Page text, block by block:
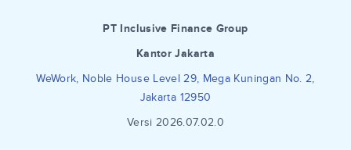
PT Inclusive Finance Group
Kantor Jakarta
WeWork, Noble House Level 29, Mega Kuningan No. 2,
Jakarta 12950
Versi 2026.07.02.0